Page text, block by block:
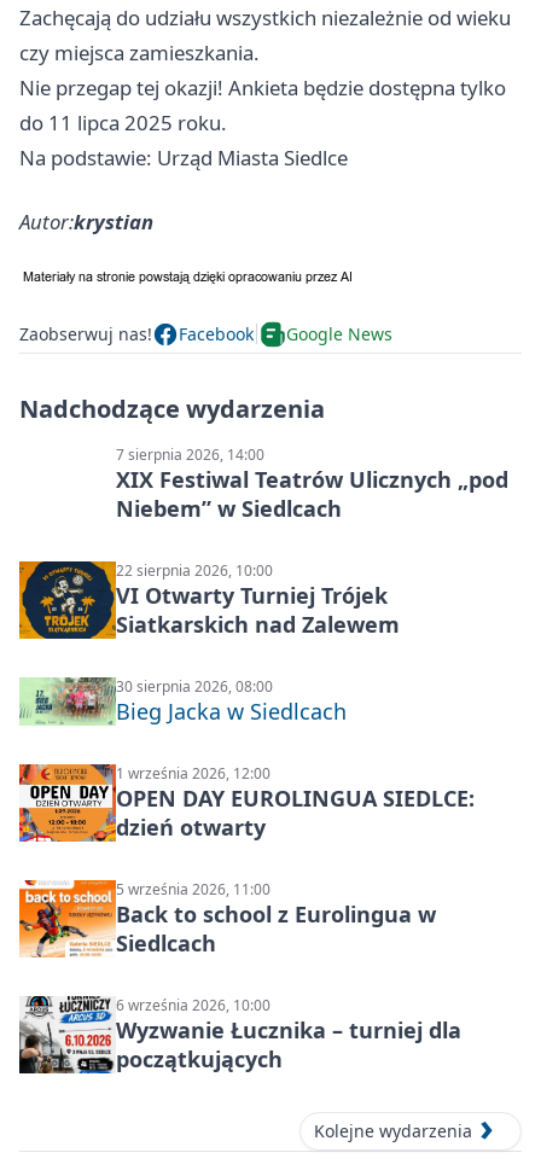
Zachęcają do udziału wszystkich niezależnie od wieku
czy miejsca zamieszkania.
Nie przegap tej okazji! Ankieta będzie dostępna tylko
do 11 lipca 2025 roku.
Na podstawie: Urząd Miasta Siedlce
Autor:krystian
Zaobserwuj nas! Facebook Google News
Nadchodzące wydarzenia
7 sierpnia 2026, 14:00
XIX Festiwal Teatrów Ulicznych „pod
Niebem” w Siedlcach
22 sierpnia 2026, 10:00
VI Otwarty Turniej Trójek
Siatkarskich nad Zalewem
30 sierpnia 2026, 08:00
Bieg Jacka w Siedlcach
1 września 2026, 12:00
OPEN DAY EUROLINGUA SIEDLCE:
dzień otwarty
5 września 2026, 11:00
Back to school z Eurolingua w
Siedlcach
6 września 2026, 10:00
Wyzwanie Łucznika – turniej dla
początkujących
Kolejne wydarzenia